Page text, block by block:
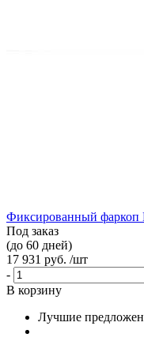
Фиксированный фаркоп
Под заказ
(до 60 дней)
17 931 руб. /шт
-
В корзину
Лучшие